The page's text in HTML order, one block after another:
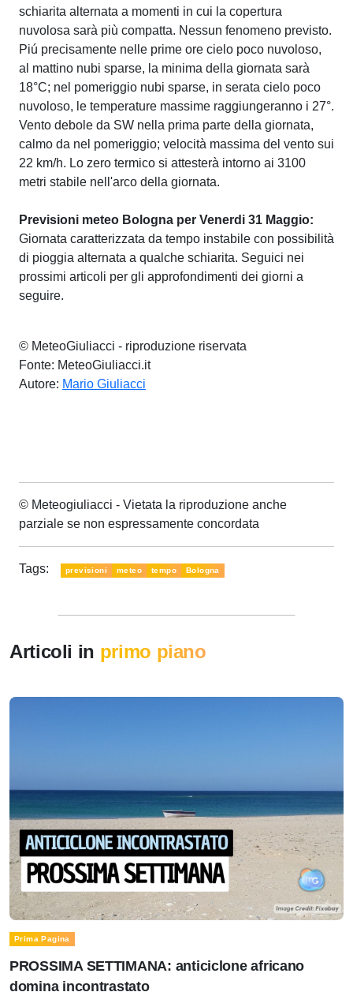
schiarita alternata a momenti in cui la copertura
nuvolosa sarà più compatta. Nessun fenomeno previsto.
Piú precisamente nelle prime ore cielo poco nuvoloso,
al mattino nubi sparse, la minima della giornata sarà
18°C; nel pomeriggio nubi sparse, in serata cielo poco
nuvoloso, le temperature massime raggiungeranno i 27°.
Vento debole da SW nella prima parte della giornata,
calmo da nel pomeriggio; velocità massima del vento sui
22 km/h. Lo zero termico si attesterà intorno ai 3100
metri stabile nell'arco della giornata.
Previsioni meteo Bologna per Venerdi 31 Maggio:
Giornata caratterizzata da tempo instabile con possibilità
di pioggia alternata a qualche schiarita. Seguici nei
prossimi articoli per gli approfondimenti dei giorni a
seguire.
© MeteoGiuliacci - riproduzione riservata
Fonte: MeteoGiuliacci.it
Autore: Mario Giuliacci
© Meteogiuliacci - Vietata la riproduzione anche
parziale se non espressamente concordata
Tags: previsioni meteo tempo Bologna
Articoli in primo piano
Prima Pagina
PROSSIMA SETTIMANA: anticiclone africano
domina incontrastato